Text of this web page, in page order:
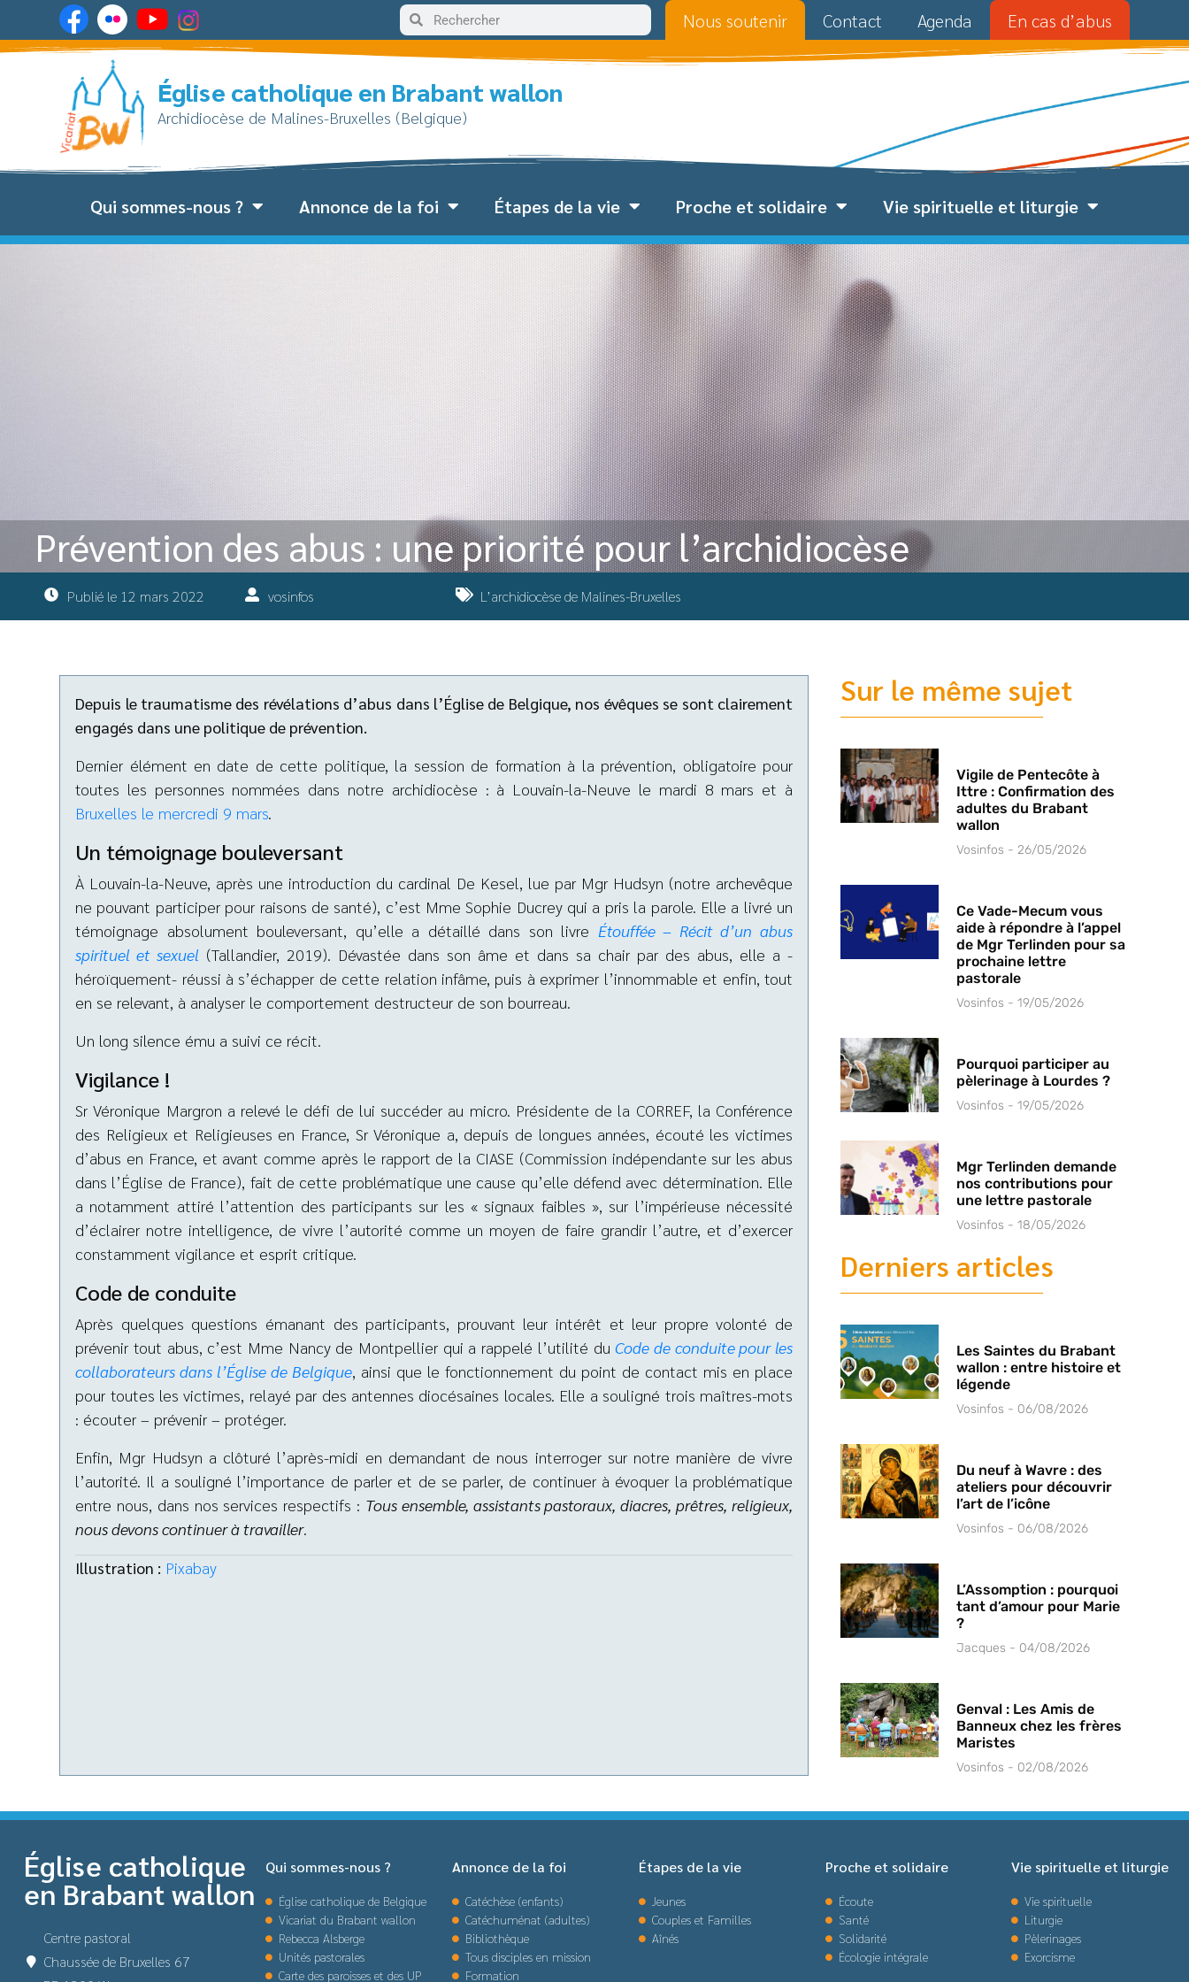
Nous soutenir Contact Agenda En cas d’abus
Église catholique en Brabant wallon
Archidiocèse de Malines-Bruxelles (Belgique)
Qui sommes-nous ? Annonce de la foi Étapes de la vie Proche et solidaire Vie spirituelle et liturgie
Prévention des abus : une priorité pour l’archidiocèse
Publié le 12 mars 2022 vosinfos L’archidiocèse de Malines-Bruxelles
Depuis le traumatisme des révélations d’abus dans l’Église de Belgique, nos évêques se sont clairement
engagés dans une politique de prévention.
Dernier élément en date de cette politique, la session de formation à la prévention, obligatoire pour
toutes les personnes nommées dans notre archidiocèse : à Louvain-la-Neuve le mardi 8 mars et à
Bruxelles le mercredi 9 mars.
Un témoignage bouleversant
À Louvain-la-Neuve, après une introduction du cardinal De Kesel, lue par Mgr Hudsyn (notre archevêque
ne pouvant participer pour raisons de santé), c’est Mme Sophie Ducrey qui a pris la parole. Elle a livré un
témoignage absolument bouleversant, qu’elle a détaillé dans son livre Étouffée – Récit d’un abus
spirituel et sexuel (Tallandier, 2019). Dévastée dans son âme et dans sa chair par des abus, elle a -
héroïquement- réussi à s’échapper de cette relation infâme, puis à exprimer l’innommable et enfin, tout
en se relevant, à analyser le comportement destructeur de son bourreau.
Un long silence ému a suivi ce récit.
Vigilance !
Sr Véronique Margron a relevé le défi de lui succéder au micro. Présidente de la CORREF, la Conférence
des Religieux et Religieuses en France, Sr Véronique a, depuis de longues années, écouté les victimes
d’abus en France, et avant comme après le rapport de la CIASE (Commission indépendante sur les abus
dans l’Église de France), fait de cette problématique une cause qu’elle défend avec détermination. Elle
a notamment attiré l’attention des participants sur les « signaux faibles », sur l’impérieuse nécessité
d’éclairer notre intelligence, de vivre l’autorité comme un moyen de faire grandir l’autre, et d’exercer
constamment vigilance et esprit critique.
Code de conduite
Après quelques questions émanant des participants, prouvant leur intérêt et leur propre volonté de
prévenir tout abus, c’est Mme Nancy de Montpellier qui a rappelé l’utilité duCode de conduite pour les
collaborateurs dans l’Église de Belgique, ainsi que le fonctionnement du point de contact mis en place
pour toutes les victimes, relayé par des antennes diocésaines locales. Elle a souligné trois maîtres-mots
: écouter – prévenir – protéger.
Enfin, Mgr Hudsyn a clôturé l’après-midi en demandant de nous interroger sur notre manière de vivre
l’autorité. Il a souligné l’importance de parler et de se parler, de continuer à évoquer la problématique
entre nous, dans nos services respectifs : Tous ensemble, assistants pastoraux, diacres, prêtres, religieux,
nous devons continuer à travailler.
Illustration : Pixabay
Sur le même sujet
Vigile de Pentecôte à
Ittre : Confirmation des
adultes du Brabant
wallon
Vosinfos 26/05/2026
Ce Vade-Mecum vous
aide à répondre à l’appel
de Mgr Terlinden pour sa
prochaine lettre
pastorale
Vosinfos 19/05/2026
Pourquoi participer au
pèlerinage à Lourdes ?
Vosinfos 19/05/2026
Mgr Terlinden demande
nos contributions pour
une lettre pastorale
Vosinfos 18/05/2026
Derniers articles
Les Saintes du Brabant
wallon : entre histoire et
légende
Vosinfos 06/08/2026
Du neuf à Wavre : des
ateliers pour découvrir
l’art de l’icône
Vosinfos 06/08/2026
L’Assomption : pourquoi
tant d’amour pour Marie
?
Jacques 04/08/2026
Genval : Les Amis de
Banneux chez les frères
Maristes
Vosinfos 02/08/2026
Église catholique
en Brabant wallon
Centre pastoral
Chaussée de Bruxelles 67
Qui sommes-nous ?
Église catholique de Belgique
Vicariat du Brabant wallon
Rebecca Alsberge
Unités pastorales
Carte des paroisses et des UP
Annonce de la foi
Catéchèse (enfants)
Catéchuménat (adultes)
Bibliothèque
Tous disciples en mission
Formation
Étapes de la vie
Jeunes
Couples et Familles
Aînés
Proche et solidaire
Écoute
Santé
Solidarité
Écologie intégrale
Vie spirituelle et liturgie
Vie spirituelle
Liturgie
Pèlerinages
Exorcisme